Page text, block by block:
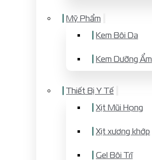
Mỹ Phẩm
Kem Bôi Da
Kem Dưỡng Ẩm
Thiết Bị Y Tế
Xịt Mũi Họng
Xịt xương khớp
Gel Bôi Trĩ